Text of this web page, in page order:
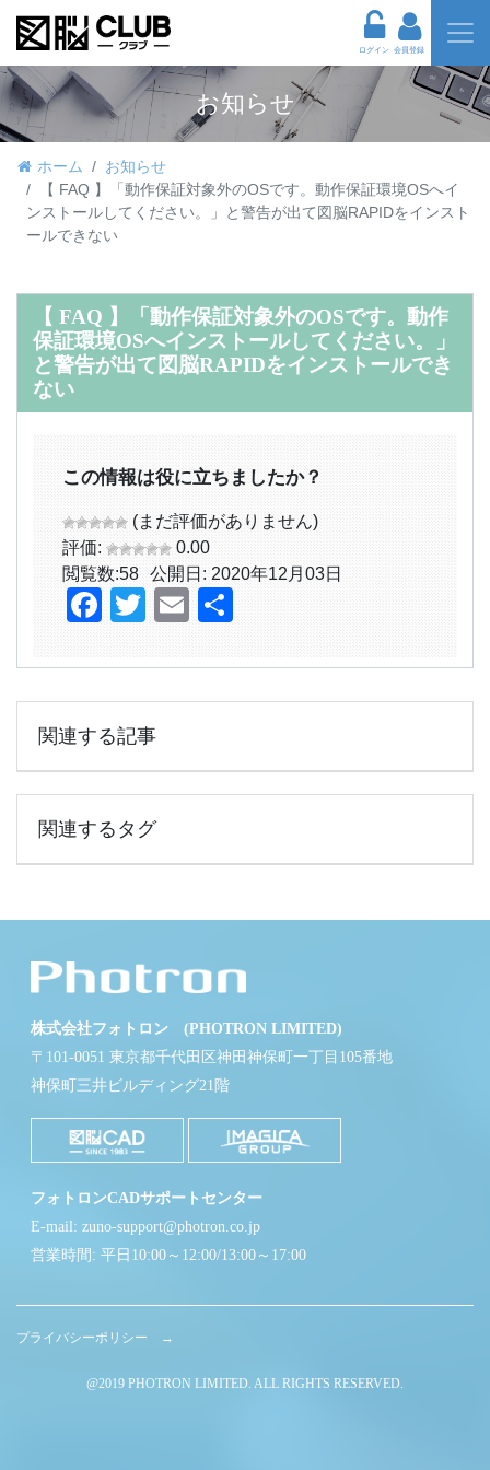
ログイン 会員登録
お知らせ
ホーム
お知らせ
【 FAQ 】「動作保証対象外のOSです。動作保証環境OSへイ
ンストールしてください。」と警告が出て図脳RAPIDをインスト
ールできない
【 FAQ 】「動作保証対象外のOSです。動作
保証環境OSへインストールしてください。」
と警告が出て図脳RAPIDをインストールでき
ない
この情報は役に立ちましたか？
(まだ評価がありません)
評価:
0.00
閲覧数:58 公開日: 2020年12月03日
Facebook
TwitterEmail
関連する記事
関連するタグ
株式会社フォトロン (PHOTRON LIMITED)
〒101-0051 東京都千代田区神田神保町一丁目105番地
神保町三井ビルディング21階
フォトロンCADサポートセンター
E-mail: zuno-support@photron.co.jp
営業時間: 平日10:00～12:00/13:00～17:00
プライバシーポリシー →
@2019 PHOTRON LIMITED. ALL RIGHTS RESERVED.